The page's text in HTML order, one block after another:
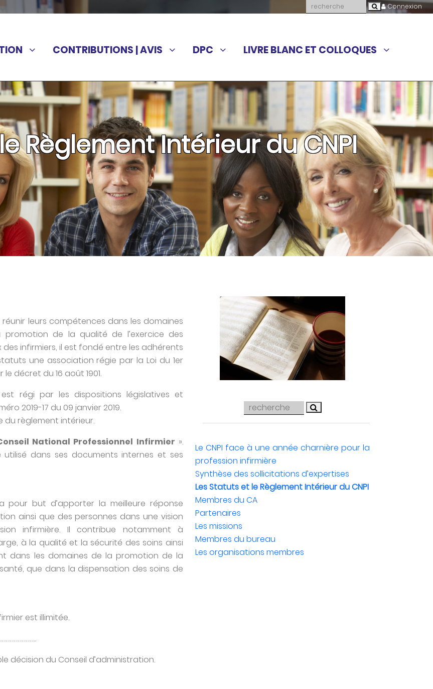
Connexion
CONTRIBUTIONS | AVIS DPC
LIVRE BLANC ET COLLOQUES
Règlement Intérieur du CNPI
leurs compétences dans les domaines
promotion de la qualité de l’exercice des
des infirmiers, il est fondé entre les adhérents
une association régie par la Loi du 1er
le décret du 16 août 1901.
régi par les dispositions législatives et
2019-17 du 09 janvier 2019.
du règlement intérieur.
National Professionnel Infirmier ».
dans ses documents internes et ses
pour but d’apporter la meilleure réponse
ainsi que des personnes dans une vision
infirmière. Il contribue notamment à
à la qualité et la sécurité des soins ainsi
dans les domaines de la promotion de la
que dans la dispensation des soins de
est illimitée.
décision du Conseil d’administration.
Le CNPI face à une année charnière pour la
profession infirmière
Synthèse des sollicitations d’expertises
Les Statuts et le Règlement Intérieur du CNPI
Membres du CA
Partenaires
Les missions
Membres du bureau
Les organisations membres